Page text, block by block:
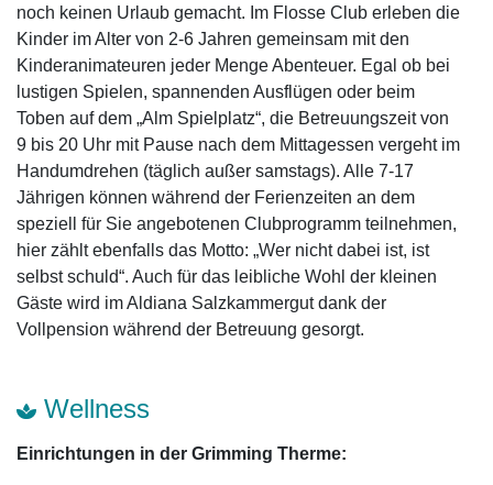
noch keinen Urlaub gemacht. Im Flosse Club erleben die
Kinder im Alter von 2-6 Jahren gemeinsam mit den
Kinderanimateuren jeder Menge Abenteuer. Egal ob bei
lustigen Spielen, spannenden Ausflügen oder beim
Toben auf dem „Alm Spielplatz“, die Betreuungszeit von
9 bis 20 Uhr mit Pause nach dem Mittagessen vergeht im
Handumdrehen (täglich außer samstags). Alle 7-17
Jährigen können während der Ferienzeiten an dem
speziell für Sie angebotenen Clubprogramm teilnehmen,
hier zählt ebenfalls das Motto: „Wer nicht dabei ist, ist
selbst schuld“. Auch für das leibliche Wohl der kleinen
Gäste wird im Aldiana Salzkammergut dank der
Vollpension während der Betreuung gesorgt.
Wellness
Einrichtungen in der Grimming Therme: